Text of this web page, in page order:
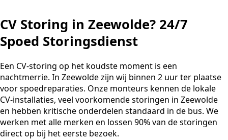
CV Storing in Zeewolde? 24/7
Spoed Storingsdienst
Een CV-storing op het koudste moment is een
nachtmerrie. In Zeewolde zijn wij binnen 2 uur ter plaatse
voor spoedreparaties. Onze monteurs kennen de lokale
CV-installaties, veel voorkomende storingen in Zeewolde
en hebben kritische onderdelen standaard in de bus. We
werken met alle merken en lossen 90% van de storingen
direct op bij het eerste bezoek.